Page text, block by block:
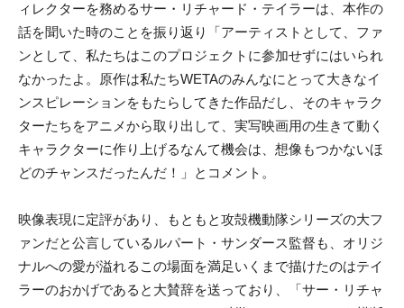
ィレクターを務めるサー・リチャード・テイラーは、本作の
話を聞いた時のことを振り返り「アーティストとして、ファ
ンとして、私たちはこのプロジェクトに参加せずにはいられ
なかったよ。原作は私たちWETAのみんなにとって大きなイ
ンスピレーションをもたらしてきた作品だし、そのキャラク
ターたちをアニメから取り出して、実写映画用の生きて動く
キャラクターに作り上げるなんて機会は、想像もつかないほ
どのチャンスだったんだ！」とコメント。
映像表現に定評があり、もともと攻殻機動隊シリーズの大フ
ァンだと公言しているルパート・サンダース監督も、オリジ
ナルへの愛が溢れるこの場面を満足いくまで描けたのはテイ
ラーのおかげであると大賛辞を送っており、「サー・リチャ